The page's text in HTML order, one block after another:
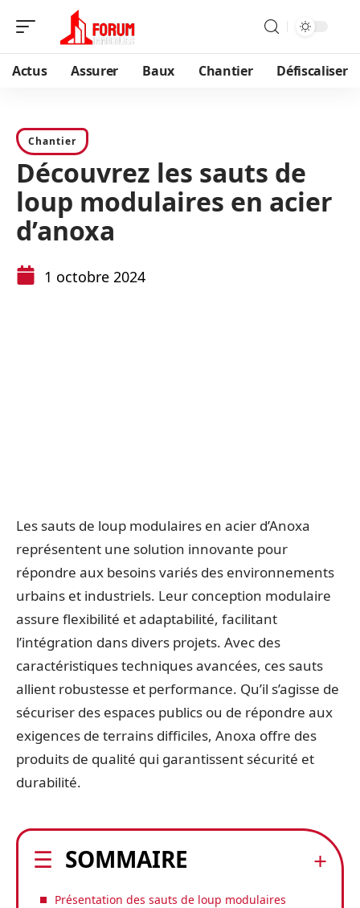
Actus Assurer Baux Chantier Défiscaliser
Chantier
Découvrez les sauts de
loup modulaires en acier
d’anoxa
1 octobre 2024
Les sauts de loup modulaires en acier d’Anoxa
représentent une solution innovante pour
répondre aux besoins variés des environnements
urbains et industriels. Leur conception modulaire
assure flexibilité et adaptabilité, facilitant
l’intégration dans divers projets. Avec des
caractéristiques techniques avancées, ces sauts
allient robustesse et performance. Qu’il s’agisse de
sécuriser des espaces publics ou de répondre aux
exigences de terrains difficiles, Anoxa offre des
produits de qualité qui garantissent sécurité et
durabilité.
SOMMAIRE
Présentation des sauts de loup modulaires